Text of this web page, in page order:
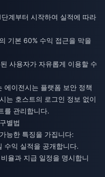
계부터 시작하여 실적에 따라
기본 60% 수익 접근을 막을
사용자가 자유롭게 이용할 수
에이전시는 플랫폼 보안 정책
는 호스트의 로그인 정보 없이
를 관리합니다.
별법
능한 특징을 가집니다:
수익 실적을 공개합니다.
율과 지급 일정을 명시합니